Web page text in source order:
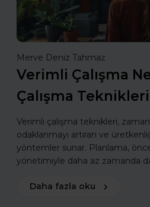
Merve Deniz Tahmaz
Verimli Çalışma
Çalışma
Verimli çalışma teknikleri,
odaklanmayı artıran ve
yöntemler sunar. Planlama,
yönetimiyle daha az zamanda
Daha fazla oku